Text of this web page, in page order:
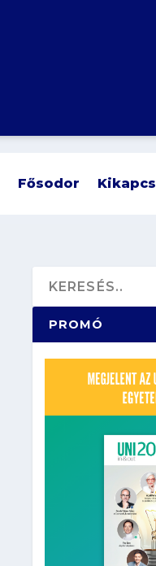
Fősodor Kikapcs
PROMÓ